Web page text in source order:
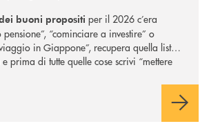
buoni propositi per il 2026 c’era
“cominciare a investire” o
in Giappone”, recupera quella lista,
prima di tutte quelle cose scrivi “mettere